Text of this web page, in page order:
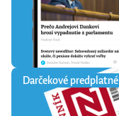
Darčekové predplatné